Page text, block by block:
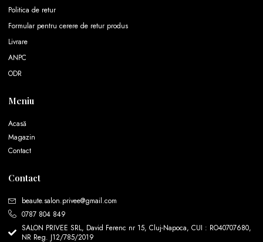
Politica de retur
Formular pentru cerere de retur produs
Livrare
ANPC
ODR
Meniu
Acasă
Magazin
Contact
Contact
beaute.salon.privee@gmail.com
0787 804 849
SALON PRIVEE SRL, David Ferenc nr 15, Cluj-Napoca, CUI : RO40707680,
NR Reg. J12/785/2019